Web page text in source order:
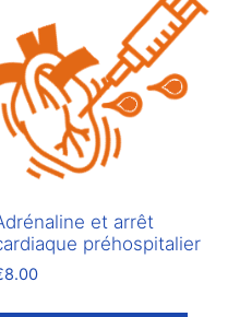
et arrêt
préhospitalier
8.00